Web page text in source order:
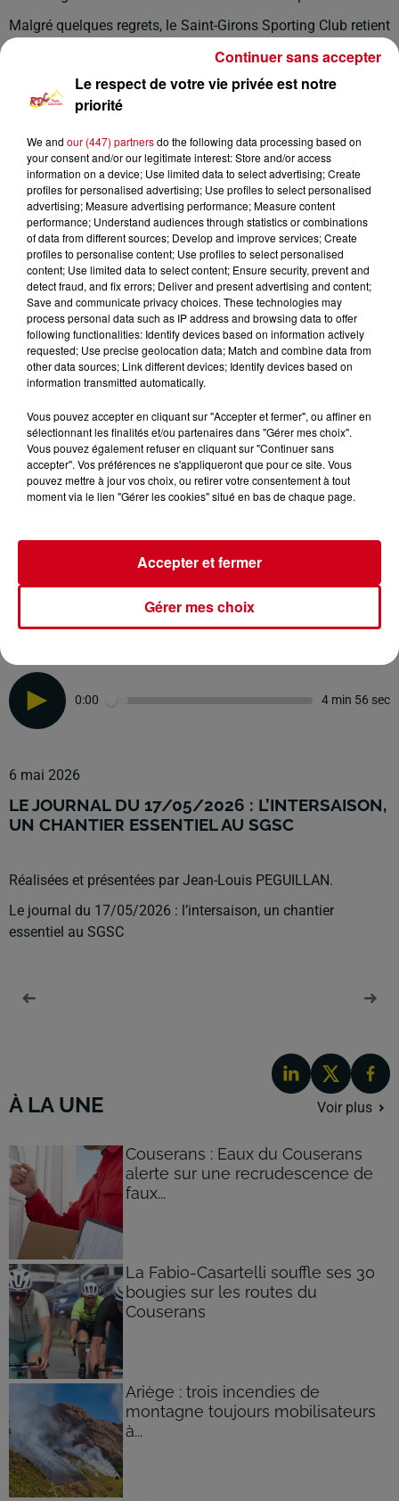
Malgré quelques regrets, le Saint-Girons Sporting Club retient
0:00 4 min 56 sec
6 mai 2026
LE JOURNAL DU 17/05/2026 : L’INTERSAISON,
UN CHANTIER ESSENTIEL AU SGSC
Réalisées et présentées par Jean-Louis PEGUILLAN.
Le journal du 17/05/2026 : l’intersaison, un chantier
essentiel au SGSC
À LA UNE Voir plus
Couserans : Eaux du Couserans
alerte sur une recrudescence de
faux...
La Fabio-Casartelli souffle ses 30
bougies sur les routes du
Couserans
Ariège : trois incendies de
montagne toujours mobilisateurs
à...
Le respect de votre vie privée est notre
priorité
We and our (447) partnersdo the following data processing based on
your consent and/or our legitimate interest: Store and/or access
information on a device; Use limited data to select advertising; Create
profiles for personalised advertising; Use profiles to select personalised
advertising; Measure advertising performance; Measure content
performance; Understand audiences through statistics or combinations
of data from different sources; Develop and improve services; Create
profiles to personalise content; Use profiles to select personalised
content; Use limited data to select content; Ensure security, prevent and
detect fraud, and fix errors; Deliver and present advertising and content;
Save and communicate privacy choices. These technologies may
process personal data such as IP address and browsing data to offer
following functionalities: Identify devices based on information actively
requested; Use precise geolocation data; Match and combine data from
other data sources; Link different devices; Identify devices based on
information transmitted automatically.
Vous pouvez accepter en cliquant sur "Accepter et fermer", ou affiner en
sélectionnant les finalités et/ou partenaires dans "Gérer mes choix".
Vous pouvez également refuser en cliquant sur "Continuer sans
accepter". Vos préférences ne s'appliqueront que pour ce site. Vous
pouvez mettre à jour vos choix, ou retirer votre consentement à tout
moment via le lien "Gérer les cookies" situé en bas de chaque page.
Gérer mes choix
Accepter et fermer
Continuer sans accepter